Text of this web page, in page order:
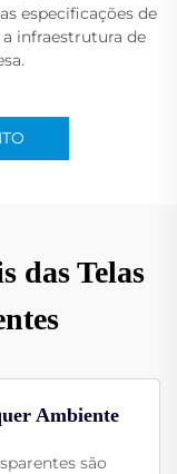
especificações de
infraestrutura de
das Telas
Ambiente
são